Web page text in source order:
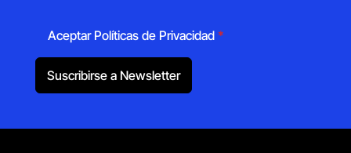
Aceptar Políticas de Privacidad *
Suscribirse a Newsletter